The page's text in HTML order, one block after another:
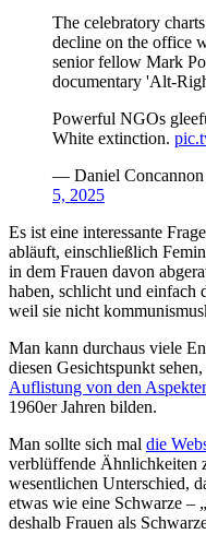
The celebratory
decline on the office
senior fellow Mark
documentary 'Alt-
Powerful NGOs
White extinction.
— Daniel
5, 2025
Es ist eine interessante
abläuft, einschließlich
in dem Frauen davon
haben, schlicht und einfach
weil sie nicht
Man kann durchaus viele
diesen Gesichtspunkt
Auflistung von den
1960er Jahren bilden.
Man sollte sich mal die
verblüffende Ähnlichkeiten
wesentlichen Unterschied,
etwas wie eine Schwarze –
deshalb Frauen als